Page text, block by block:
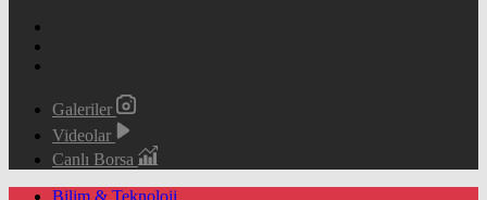
Galeriler
Videolar
Canlı Borsa
Bilim & Teknoloji